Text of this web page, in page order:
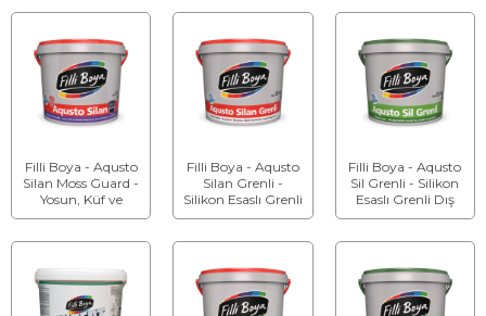
Filli Boya - Aqusto
Silan Moss Guard -
Yosun, Küf ve
Mantar
Filli Boya - Aqusto
Silan Grenli -
Silikon Esaslı Grenli
Dış Cephe
Filli Boya - Aqusto
Sil Grenli - Silikon
Esaslı Grenli Dış
Cephe Kaplaması